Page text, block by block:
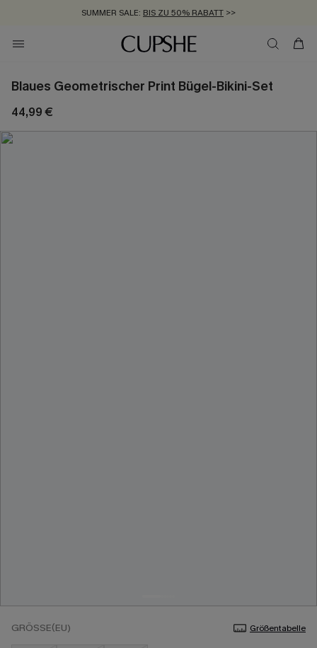
SUMMER SALE: BIS ZU 50% RABATT >>
ZUM NEWSLETTER:BIS ZU -20% EXTRA ERHALTEN
KOSTENLOSER VERSAND AB 89 €
Blaues Geometrischer Print Bügel-Bikini-Set
44,99 €
GRÖSSE(EU) Größentabelle